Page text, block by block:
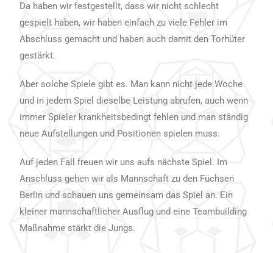
Da haben wir festgestellt, dass wir nicht schlecht
gespielt haben, wir haben einfach zu viele Fehler im
Abschluss gemacht und haben auch damit den Torhüter
gestärkt.
Aber solche Spiele gibt es. Man kann nicht jede Woche
und in jedem Spiel dieselbe Leistung abrufen, auch wenn
immer Spieler krankheitsbedingt fehlen und man ständig
neue Aufstellungen und Positionen spielen muss.
Auf jeden Fall freuen wir uns aufs nächste Spiel. Im
Anschluss gehen wir als Mannschaft zu den Füchsen
Berlin und schauen uns gemeinsam das Spiel an. Ein
kleiner mannschaftlicher Ausflug und eine Teambuilding
Maßnahme stärkt die Jungs.